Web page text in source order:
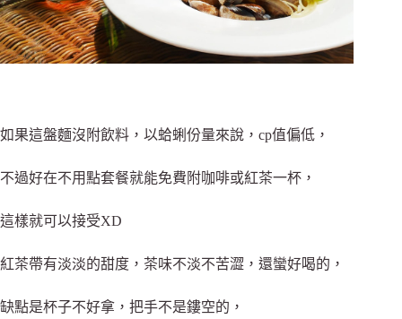
如果這盤麵沒附飲料，以蛤蜊份量來說，cp值偏低，
不過好在不用點套餐就能免費附咖啡或紅茶一杯，
這樣就可以接受XD
紅茶帶有淡淡的甜度，茶味不淡不苦澀，還蠻好喝的，
缺點是杯子不好拿，把手不是鏤空的，